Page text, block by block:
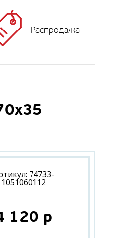
Распродажа
74733-
1051060112
120 p